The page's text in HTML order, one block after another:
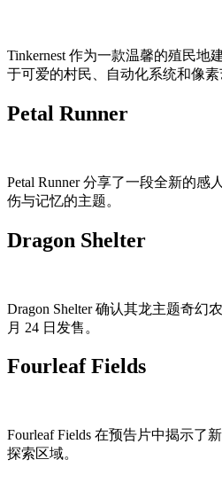
Tinkernest 作为一款温馨的殖民地
于可爱的村民、自动化系统和像素
Petal Runner
Petal Runner 分享了一段全新的感
伤与记忆的主题。
Dragon Shelter
Dragon Shelter 确认其龙主题奇幻
月 24 日发售。
Fourleaf Fields
Fourleaf Fields 在预告片中揭示了
探索区域。